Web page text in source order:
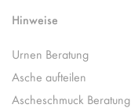
Hinweise
Urnen Beratung
Asche aufteilen
Ascheschmuck Beratung